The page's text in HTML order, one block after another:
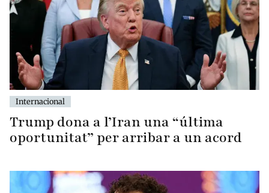
Internacional
Trump dona a l’Iran una “última
oportunitat” per arribar a un acord